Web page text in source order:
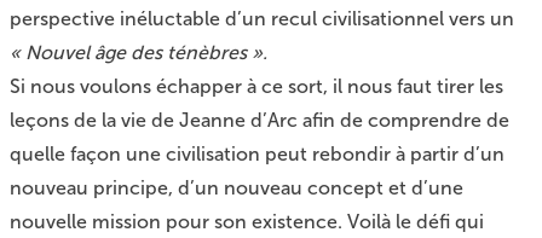
perspective inéluctable d’un recul civilisationnel vers un
« Nouvel âge des ténèbres ».
Si nous voulons échapper à ce sort, il nous faut tirer les
leçons de la vie de Jeanne d’Arc afin de comprendre de
quelle façon une civilisation peut rebondir à partir d’un
nouveau principe, d’un nouveau concept et d’une
nouvelle mission pour son existence. Voilà le défi qui